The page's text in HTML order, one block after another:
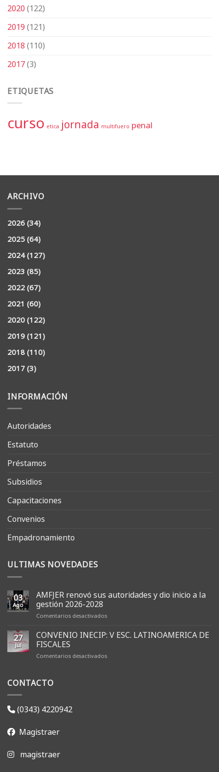
2020(122)
2019(121)
2018(110)
2017(3)
ETIQUETAS
curso etica jornada multifuero penal
ARCHIVO
2026(34)
2025(64)
2024(127)
2023(85)
2022(67)
2021 (60)
2020(122)
2019(121)
2018(110)
2017(3)
INFORMACIÓN
Autoridades
Estatuto
Préstamos
Subsidios
Capacitaciones
Convenios
Empadronamiento
ULTIMAS NOVEDADES
03
Ago
AMFJER renovó sus autoridades y dio inicio a la
gestión 2026-2028
Comentarios desactivadosen
renovó
sus
y
27
Jul
CONVENIO INECIP: V ESC. LATINOAMERICA DE
FISCALES
Comentarios desactivadosen
CONTACTO
(0343) 4220942
Magistraer
magistraer